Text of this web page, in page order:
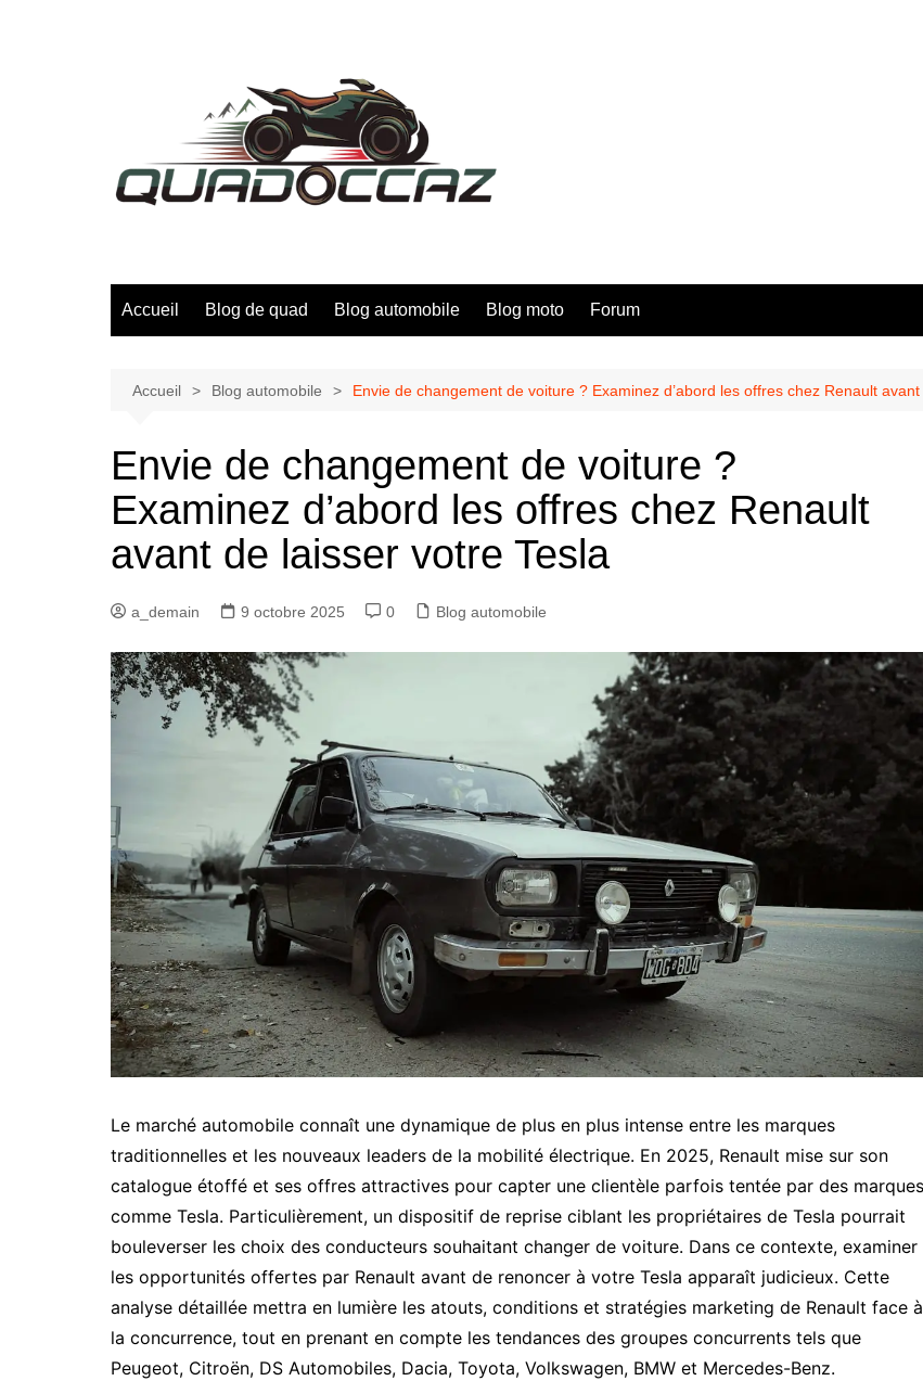
Accueil Blog de quad Blog automobile Blog moto Forum
Accueil Blog automobile Envie de changement de voiture ? Examinez d’abord les offres chez Renault
Envie de changement de voiture ?
Examinez d’abord les offres chez Renault
avant de laisser votre Tesla
a_demain 9 octobre 2025 0 Blog automobile
Le marché automobile connaît une dynamique de plus en plus intense entre les marques
traditionnelles et les nouveaux leaders de la mobilité électrique. En 2025, Renault mise sur son
catalogue étoffé et ses offres attractives pour capter une clientèle parfois tentée par des marques
comme Tesla. Particulièrement, un dispositif de reprise ciblant les propriétaires de Tesla pourrait
bouleverser les choix des conducteurs souhaitant changer de voiture. Dans ce contexte, examiner
les opportunités offertes par Renault avant de renoncer à votre Tesla apparaît judicieux. Cette
analyse détaillée mettra en lumière les atouts, conditions et stratégies marketing de Renault face à
la concurrence, tout en prenant en compte les tendances des groupes concurrents tels que
Peugeot, Citroën, DS Automobiles, Dacia, Toyota, Volkswagen, BMW et Mercedes-Benz.